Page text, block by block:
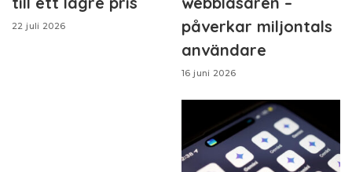
22 juli 2026
påverkar miljontals
användare
16 juni 2026